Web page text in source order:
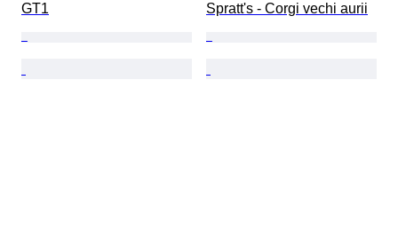
GT1
Spratt's - Corgi vechi aurii